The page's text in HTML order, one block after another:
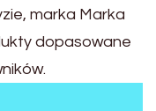
marka Marka
dopasowane